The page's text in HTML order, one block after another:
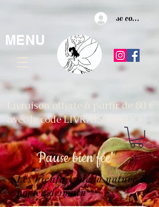
se connecter
Livraison offerte à partir de 80 €
avec le code LIVRAISONKDO
Pausebien fée'
MENU
Les bienfaits de la nature à
portée de main